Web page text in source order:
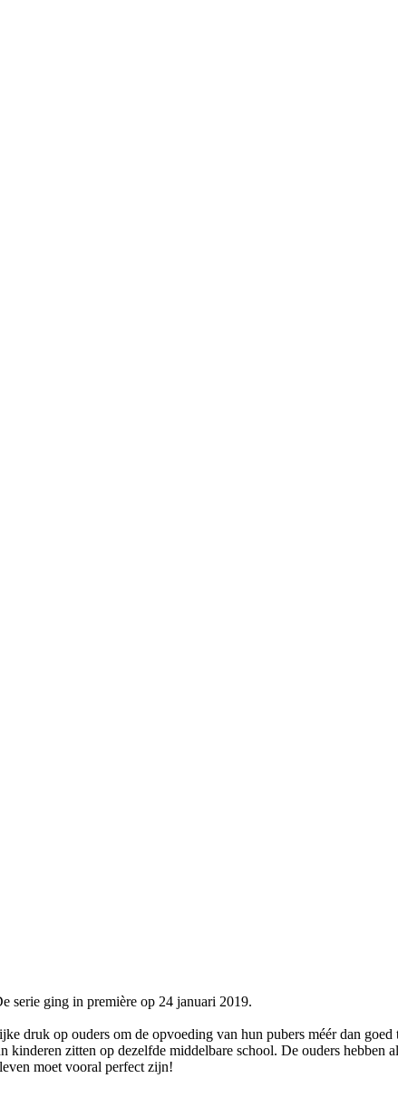
serie ging in première op 24 januari 2019.
druk op ouders om de opvoeding van hun pubers méér dan
zitten op dezelfde middelbare school. De ouders hebben
moet vooral perfect zijn!